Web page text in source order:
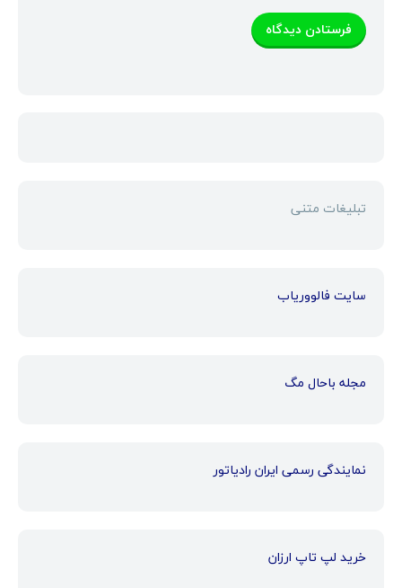
تبلیغات متنی
سایت فالووریاب
مجله باحال مگ
نمایندگی رسمی ایران رادیاتور
خرید لپ تاپ ارزان